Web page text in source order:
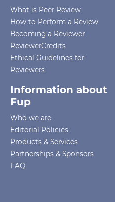
What is Peer Review
How to Perform a Review
Becoming a Reviewer
ReviewerCredits
Ethical Guidelines for
Reviewers
Information about
Fup
Who we are
Editorial Policies
Products & Services
Partnerships & Sponsors
FAQ